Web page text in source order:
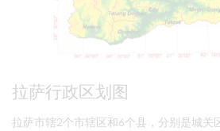
拉萨行政区划图
拉萨市辖2个市辖区和6个县，分别是城关